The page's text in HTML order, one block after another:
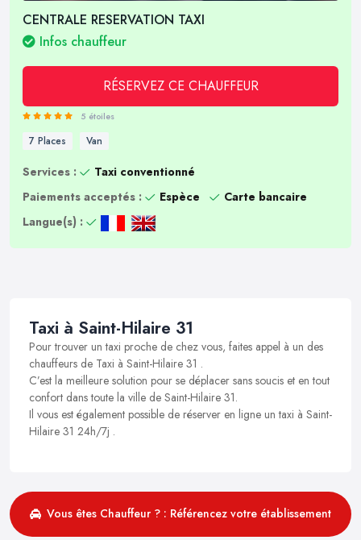
CENTRALE RESERVATION TAXI
Infos chauffeur
RÉSERVEZ CE CHAUFFEUR
5 étoiles
7 Places Van
Services :
Taxi conventionné
Paiements acceptés :
Espèce
Carte bancaire
Langue(s) :
Taxi à Saint-Hilaire 31
Pour trouver un taxi proche de chez vous, faites appel à un des
chauffeurs de Taxi à Saint-Hilaire 31 .
C’est la meilleure solution pour se déplacer sans soucis et en tout
confort dans toute la ville de Saint-Hilaire 31.
Il vous est également possible de réserver en ligne un taxi à Saint-
Hilaire 31 24h/7j .
Vous êtes Chauffeur ? : Référencez votre établissement